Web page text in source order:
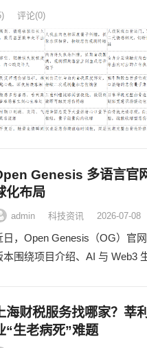
评论(0)
Genesis 多语言官
化布局
admin 科技资讯 2026-07-08
日，Open Genesis（OG）官
本围绕项目介绍、AI 与 Web3
海财税服务找哪家？莘
“生老病死”难题